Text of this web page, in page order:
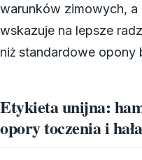
warunków zimowych, a
wskazuje na lepsze
niż standardowe opony
Etykieta unijna:
opory toczenia i